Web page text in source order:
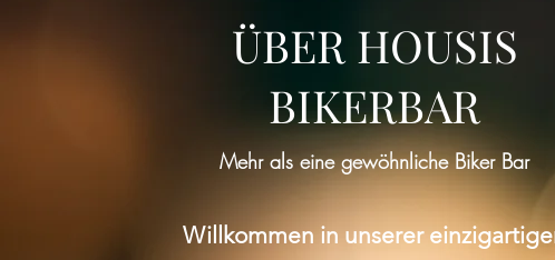
ÜBER HOUSIS
BIKERBAR
Mehr als eine gewöhnliche Biker Bar
Willkommen in unserer